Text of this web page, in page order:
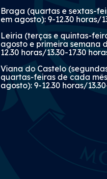
Braga (quartas e sextas-
em agosto): 9-12.30 horas/
Leiria (terças e quintas-
agosto e primeira semana
12.30 horas/13.30-17.30
Viana do Castelo
quartas-feiras de cada
agosto): 9-12.30 horas/